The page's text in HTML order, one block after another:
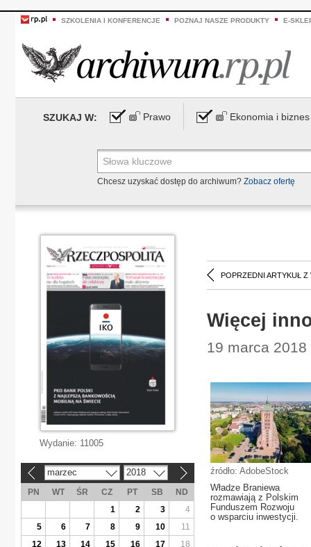
SZKOLENIA I KONFERENCJE POZNAJ NASZE PRODUKTY E-
SZUKAJ W: Prawo Ekonomia i biznes
Chcesz uzyskać dostęp do archiwum? Zobacz ofertę
POPRZEDNI ARTYKUŁ Z
Więcej
19 marca
źródło: AdobeStock
Władze Braniewa
rozmawiają z Polskim
Funduszem Rozwoju
o wsparciu inwestycji.
Wydanie: 11005
marzec 2018
PN WT ŚR CZ PT SB
ND
1
2 3
4
5
6 7 8 9 10
11
12
13 14 15 16 17
18